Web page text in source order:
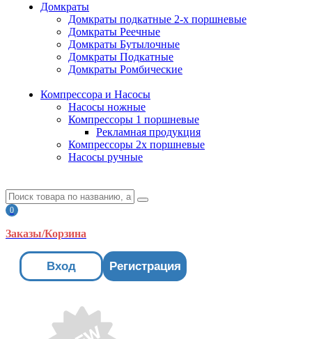
Домкраты
Домкраты подкатные 2-х поршневые
Домкраты Реечные
Домкраты Бутылочные
Домкраты Подкатные
Домкраты Ромбические
Компрессора и Насосы
Насосы ножные
Компрессоры 1 поршневые
Рекламная продукция
Компрессоры 2х поршневые
Насосы ручные
0
Заказы/Корзина
Вход Регистрация